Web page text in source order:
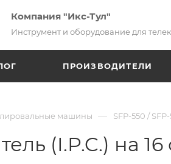
Компания "Икс-Тул"
Инструмент и оборудование для
ПРОИЗВОДИТЕЛИ
машины — SFP-550 /
(I.P.C.) на